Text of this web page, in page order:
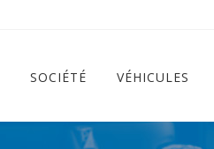
SOCIÉTÉ VÉHICULES